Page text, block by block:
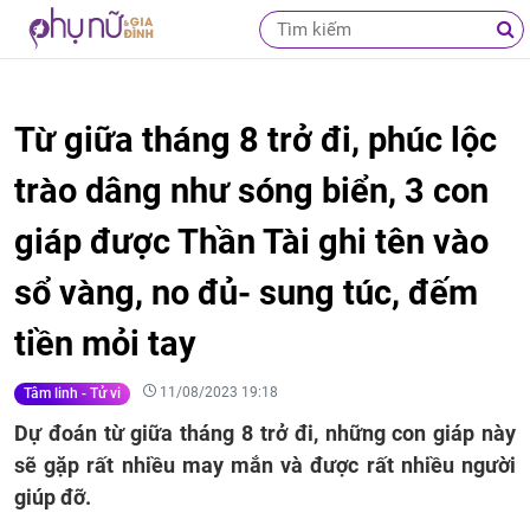
Từ giữa tháng 8 trở đi, phúc lộc
trào dâng như sóng biển, 3 con
giáp được Thần Tài ghi tên vào
sổ vàng, no đủ- sung túc, đếm
tiền mỏi tay
Tâm linh - Tử vi 11/08/2023 19:18
Dự đoán từ giữa tháng 8 trở đi, những con giáp này
sẽ gặp rất nhiều may mắn và được rất nhiều người
giúp đỡ.